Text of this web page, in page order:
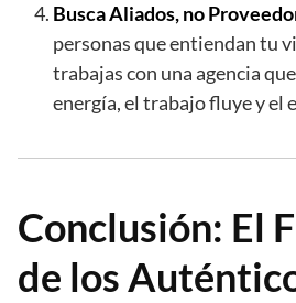
Busca Aliados, no
personas que entiendan tu
trabajas con una agencia
energía, el trabajo fluye y el
Conclusión: El
de los